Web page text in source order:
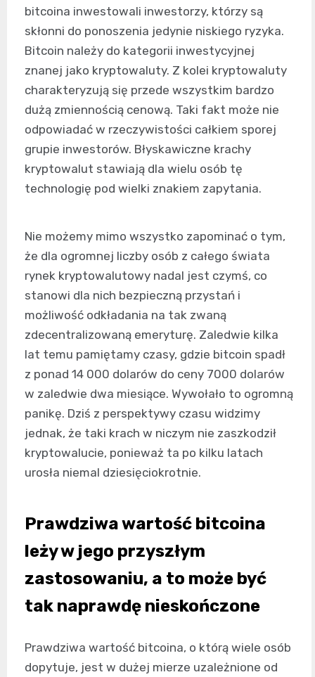
bitcoina inwestowali inwestorzy, którzy są
skłonni do ponoszenia jedynie niskiego ryzyka.
Bitcoin należy do kategorii inwestycyjnej
znanej jako kryptowaluty. Z kolei kryptowaluty
charakteryzują się przede wszystkim bardzo
dużą zmiennością cenową. Taki fakt może nie
odpowiadać w rzeczywistości całkiem sporej
grupie inwestorów. Błyskawiczne krachy
kryptowalut stawiają dla wielu osób tę
technologię pod wielki znakiem zapytania.
Nie możemy mimo wszystko zapominać o tym,
że dla ogromnej liczby osób z całego świata
rynek kryptowalutowy nadal jest czymś, co
stanowi dla nich bezpieczną przystań i
możliwość odkładania na tak zwaną
zdecentralizowaną emeryturę. Zaledwie kilka
lat temu pamiętamy czasy, gdzie bitcoin spadł
z ponad 14 000 dolarów do ceny 7000 dolarów
w zaledwie dwa miesiące. Wywołało to ogromną
panikę. Dziś z perspektywy czasu widzimy
jednak, że taki krach w niczym nie zaszkodził
kryptowalucie, ponieważ ta po kilku latach
urosła niemal dziesięciokrotnie.
Prawdziwa wartość bitcoina
leży w jego przyszłym
zastosowaniu, a to może być
tak naprawdę nieskończone
Prawdziwa wartość bitcoina, o którą wiele osób
dopytuje, jest w dużej mierze uzależnione od